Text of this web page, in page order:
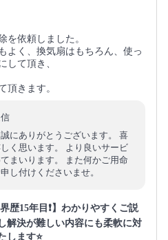
を依頼しました。
よく、換気扇はもちろん、使っ
して頂き、
頂きます。
にありがとうございます。 喜
く思います。 より良いサービ
まいります。 また何かご用命
し付けくださいませ。
界歴15年目❗️】わかりやすくご説
解決が難しい内容にも柔軟に対
します⭐️